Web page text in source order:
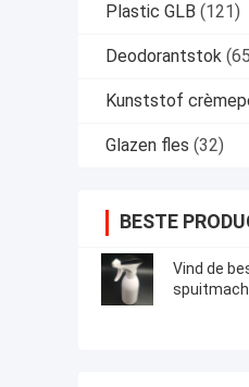
Plastic GLB (121)
Deodorantstok
Kunststof
Glazen fles (32)
BESTE
Vind de